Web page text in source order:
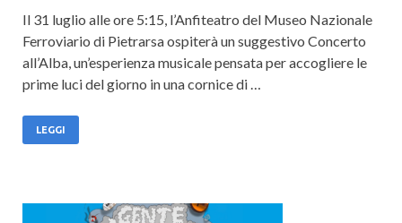
Il 31 luglio alle ore 5:15, l’Anfiteatro del Museo Nazionale
Ferroviario di Pietrarsa ospiterà un suggestivo Concerto
all’Alba, un’esperienza musicale pensata per accogliere le
prime luci del giorno in una cornice di …
LEGGI